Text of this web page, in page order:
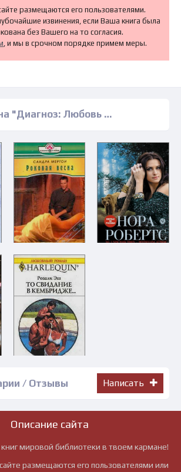
размещаются его пользователями.
извинения, если Ваша книга была
без Вашего на то согласия.
, и мы в срочном порядке примем меры.
Мегги Леффлер" книги читать бесплатно полные версии
/ Отзывы Написать
Описание сайта
мировой библиотеки в твоем кармане!
размещаются его пользователями или